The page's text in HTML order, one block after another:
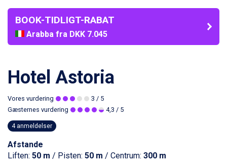
BOOK-TIDLIGT-RABAT
Arabba fra DKK 7.045
La Thuile fra DKK 4.595
Passo Tonale fra DKK 3.795
Saalbach fra DKK 5.945
Sölden fra DKK 8.445
Bad Hofgastein fra DKK 5.495
Sestriere fra DKK 4.395
Fieberbrunn fra DKK 6.145
Wagrain fra DKK 4.645
Ischgl fra DKK 7.095
Hotel Astoria
Vores vurdering 3 / 5
Gæsternes vurdering
4,3 / 5
4 anmeldelser
Afstande
Liften: 50 m / Pisten: 50 m / Centrum: 300 m